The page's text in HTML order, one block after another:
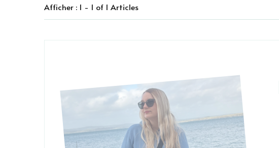
Afficher : 1 - 1 of 1 Articles